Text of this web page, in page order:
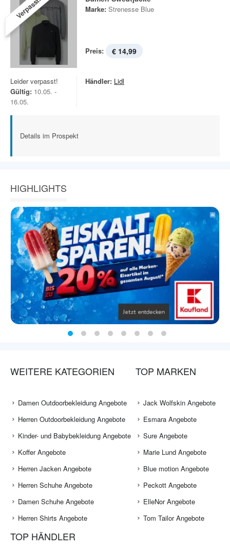
Verpasst! Marke: Strenesse Blue
Preis: € 14,99
Leider verpasst!
Gültig: 10.05. -
16.05.
Händler: Lidl
Details im Prospekt
HIGHLIGHTS
WEITERE KATEGORIEN
Damen Outdoorbekleidung Angebote
Herren Outdoorbekleidung Angebote
Kinder- und Babybekleidung Angebote
Koffer Angebote
Herren Jacken Angebote
Herren Schuhe Angebote
Damen Schuhe Angebote
Herren Shirts Angebote
TOP MARKEN
Jack Wolfskin Angebote
Esmara Angebote
Sure Angebote
Marie Lund Angebote
Blue motion Angebote
Peckott Angebote
ElleNor Angebote
Tom Tailor Angebote
TOP HÄNDLER